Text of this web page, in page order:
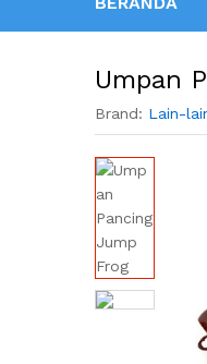
Umpan
Brand: Lain-